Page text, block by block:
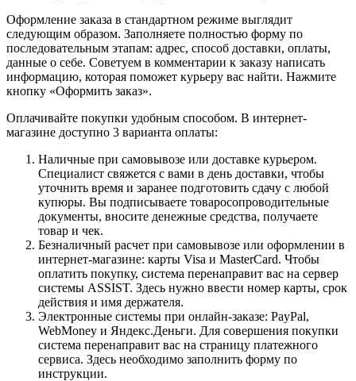
Оформление заказа в стандартном режиме выглядит
следующим образом. Заполняете полностью форму по
последовательным этапам: адрес, способ доставки, оплаты,
данные о себе. Советуем в комментарии к заказу написать
информацию, которая поможет курьеру вас найти. Нажмите
кнопку «Оформить заказ».
Оплачивайте покупки удобным способом. В интернет-
магазине доступно 3 варианта оплаты:
Наличные при самовывозе или доставке курьером.
Специалист свяжется с вами в день доставки, чтобы
уточнить время и заранее подготовить сдачу с любой
купюры. Вы подписываете товаросопроводительные
документы, вносите денежные средства, получаете
товар и чек.
Безналичный расчет при самовывозе или оформлении в
интернет-магазине: карты Visa и MasterCard. Чтобы
оплатить покупку, система перенаправит вас на сервер
системы ASSIST. Здесь нужно ввести номер карты, срок
действия и имя держателя.
Электронные системы при онлайн-заказе: PayPal,
WebMoney и Яндекс.Деньги. Для совершения покупки
система перенаправит вас на страницу платежного
сервиса. Здесь необходимо заполнить форму по
инструкции.